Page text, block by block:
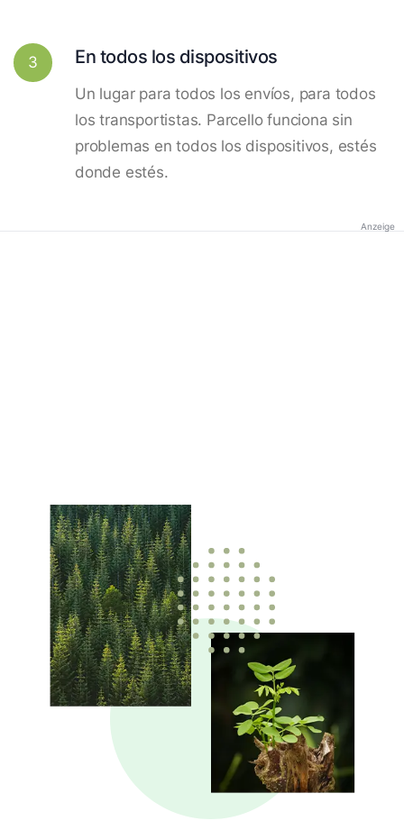
3 En todos los dispositivos
Un lugar para todos los envíos, para todos
los transportistas. Parcello funciona sin
problemas en todos los dispositivos, estés
donde estés.
Anzeige